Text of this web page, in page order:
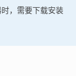
时，需要下载安装